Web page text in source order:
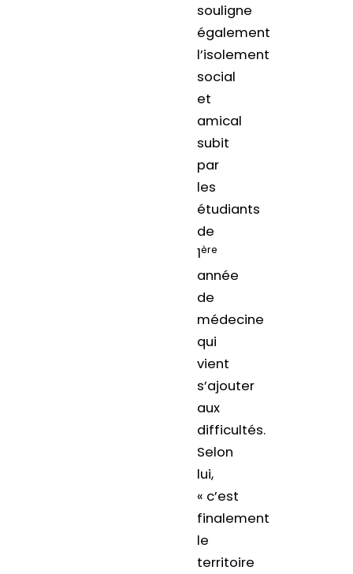
souligne
également
l’isolement
social
et
amical
subit
par
les
étudiants
de
1ère
année
de
médecine
qui
vient
s’ajouter
aux
difficultés.
Selon
lui,
« c’est
finalement
le
territoire